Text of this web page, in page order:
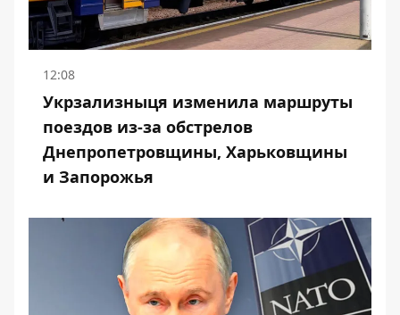
12:08
Укрзализныця изменила маршруты
поездов из-за обстрелов
Днепропетровщины, Харьковщины
и Запорожья